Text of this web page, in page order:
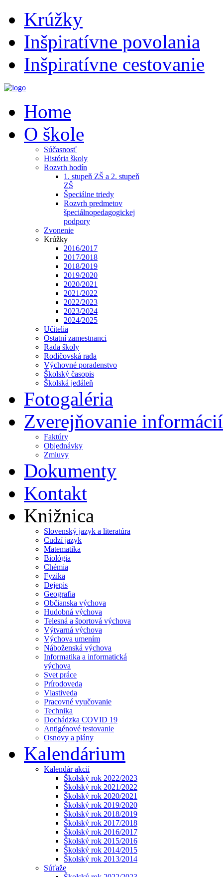
Krúžky
Inšpiratívne povolania
Inšpiratívne cestovanie
Home
O škole
Súčasnosť
História školy
Rozvrh hodín
1. stupeň ZŠ a 2. stupeň
ZŠ
Špeciálne triedy
Rozvrh predmetov
špeciálnopedagogickej
podpory
Zvonenie
Krúžky
2016/2017
2017/2018
2018/2019
2019/2020
2020/2021
2021/2022
2022/2023
2023/2024
2024/2025
Učitelia
Ostatní zamestnanci
Rada školy
Rodičovská rada
Výchovné poradenstvo
Školský časopis
Školská jedáleň
Fotogaléria
Zverejňovanie informácií
Faktúry
Objednávky
Zmluvy
Dokumenty
Kontakt
Knižnica
Slovenský jazyk a literatúra
Cudzí jazyk
Matematika
Biológia
Chémia
Fyzika
Dejepis
Geografia
Občianska výchova
Hudobná výchova
Telesná a športová výchova
Výtvarná výchova
Výchova umením
Náboženská výchova
Informatika a informatická
výchova
Svet práce
Prírodoveda
Vlastiveda
Pracovné vyučovanie
Technika
Dochádzka COVID 19
Antigénové testovanie
Osnovy a plány
Kalendárium
Kalendár akcií
Školský rok 2022/2023
Školský rok 2021/2022
Školský rok 2020/2021
Školský rok 2019/2020
Školský rok 2018/2019
Školský rok 2017/2018
Školský rok 2016/2017
Školský rok 2015/2016
Školský rok 2014/2015
Školský rok 2013/2014
Súťaže